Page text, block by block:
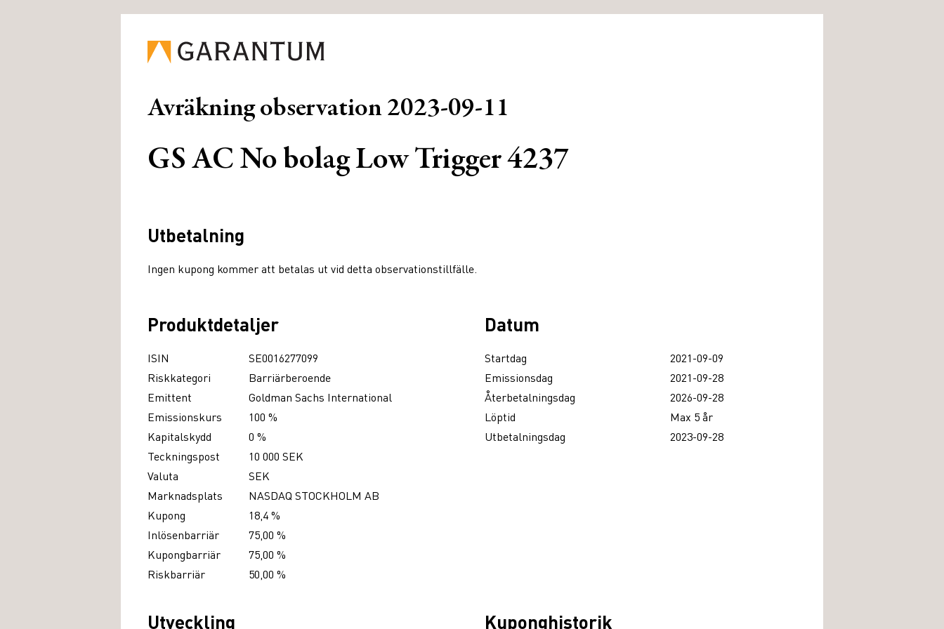
Avräkning observation 2023-09-11
GS AC No bolag Low Trigger 4237
Utbetalning
Ingen kupong kommer att betalas ut vid detta observationstillfälle.
Produktdetaljer
ISIN
SE0016277099
Riskkategori
Barriärberoende
Emittent
Goldman Sachs International
Emissionskurs
100 %
Kapitalskydd
0 %
Teckningspost
10 000 SEK
Valuta
SEK
Marknadsplats
NASDAQ STOCKHOLM AB
Kupong
18,4 %
Inlösenbarriär
75,00 %
Kupongbarriär
75,00 %
Riskbarriär
50,00 %
Datum
Startdag
2021-09-09
Emissionsdag
2021-09-28
Återbetalningsdag
2026-09-28
Löptid
Max 5 år
Utbetalningsdag
2023-09-28
Utveckling Kuponghistorik